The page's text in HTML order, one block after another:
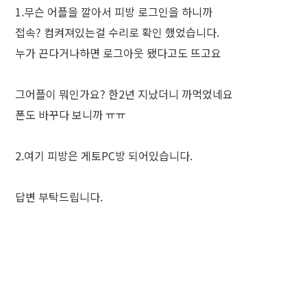
1.무슨 어플을 깔아서 피방 로그인을 하니까
접속? 컴켜져있는걸 수리로 확인 했었습니다.
누가 끈다거나하면 로그아웃 됐다고도 뜨고요
그어플이 뭐인가요? 한2년 지났더니 까먹었네요
폰도 바꾸다 보니까 ㅠㅠ
2.여기 피방은 게토PC방 되어있습니다.
답변 부탁드립니다.